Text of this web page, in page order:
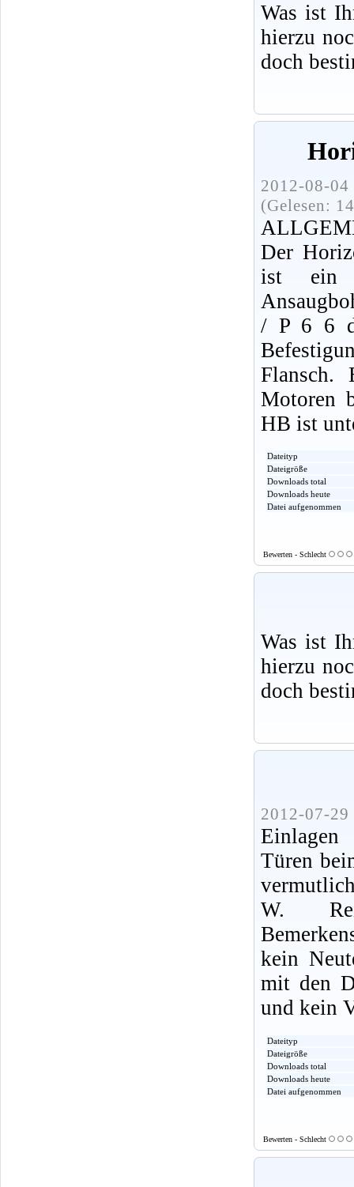
Was ist
hierzu
doch
2012-08-
(Gelesen:
Der
ist ein
/ P 6 6
Flansch.
Motoren
HB ist
Dateityp
Dateigröße
Downloads total
Downloads heute
Datei aufgenommen
Bewerten - Schlecht
Was ist
hierzu
doch
2012-07-29
Türen
W.
kein
mit den
und kein
Dateityp
Dateigröße
Downloads total
Downloads heute
Datei aufgenommen
Bewerten - Schlecht